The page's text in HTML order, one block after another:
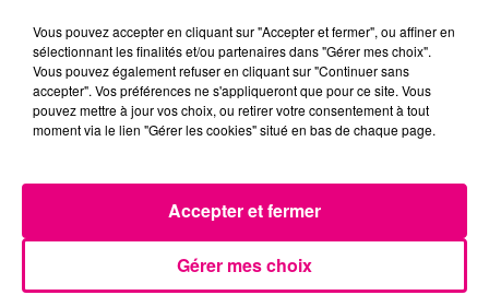
Bélier Taureau Gémeaux
Vous pouvez accepter en cliquant sur "Accepter et fermer", ou affiner en
sélectionnant les finalités et/ou partenaires dans "Gérer mes choix".
Vous pouvez également refuser en cliquant sur "Continuer sans
accepter". Vos préférences ne s'appliqueront que pour ce site. Vous
pouvez mettre à jour vos choix, ou retirer votre consentement à tout
moment via le lien "Gérer les cookies" situé en bas de chaque page.
Gérer mes choix
Accepter et fermer